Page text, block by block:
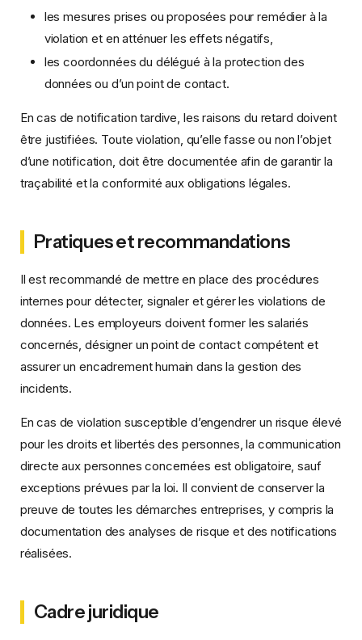
les mesures prises ou proposées pour remédier à la
violation et en atténuer les effets négatifs,
les coordonnées du délégué à la protection des
données ou d’un point de contact.
En cas de notification tardive, les raisons du retard doivent
être justifiées. Toute violation, qu’elle fasse ou non l’objet
d’une notification, doit être documentée afin de garantir la
traçabilité et la conformité aux obligations légales.
Pratiques et recommandations
Il est recommandé de mettre en place des procédures
internes pour détecter, signaler et gérer les violations de
données. Les employeurs doivent former les salariés
concernés, désigner un point de contact compétent et
assurer un encadrement humain dans la gestion des
incidents.
En cas de violation susceptible d’engendrer un risque élevé
pour les droits et libertés des personnes, la communication
directe aux personnes concernées est obligatoire, sauf
exceptions prévues par la loi. Il convient de conserver la
preuve de toutes les démarches entreprises, y compris la
documentation des analyses de risque et des notifications
réalisées.
Cadre juridique